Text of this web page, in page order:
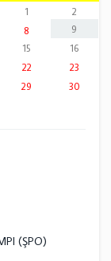
1
2
8
9
15
16
22
23
29
30
(ŞPO)